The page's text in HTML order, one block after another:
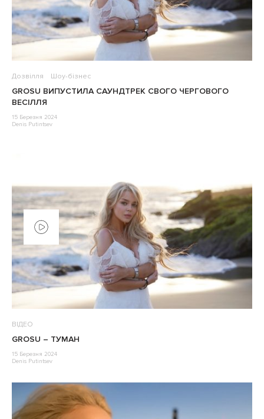
Дозвілля Шоу-бізнес
GROSU ВИПУСТИЛА САУНДТРЕК СВОГО ЧЕРГОВОГО
ВЕСІЛЛЯ
15 Березня 2024
Denis Putintsev
ВІДЕО
GROSU – ТУМАН
15 Березня 2024
Denis Putintsev